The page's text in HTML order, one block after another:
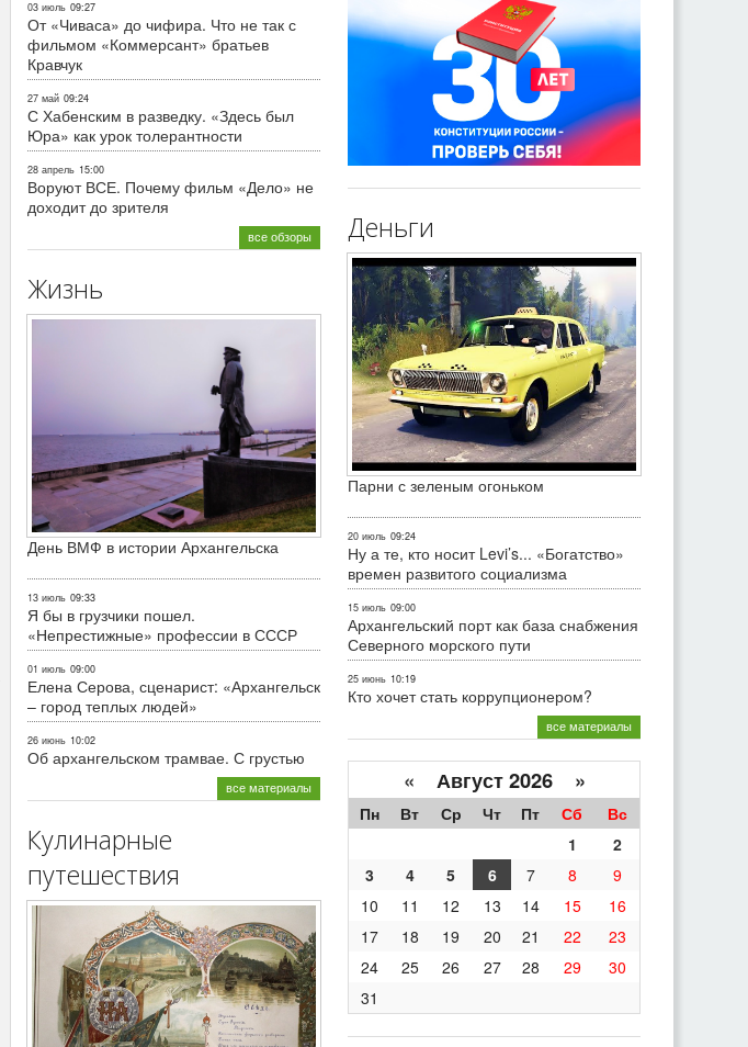
03 июль 09:27
От «Чиваса» до чифира. Что не так с
фильмом «Коммерсант» братьев
Кравчук
27 май 09:24
С Хабенским в разведку. «Здесь был
Юра» как урок толерантности
28 апрель 15:00
Воруют ВСЕ. Почему фильм «Дело» не
доходит до зрителя
все обзоры
Жизнь
День ВМФ в истории Архангельска
13 июль 09:33
Я бы в грузчики пошел.
«Непрестижные» профессии в СССР
01 июль 09:00
Елена Серова, сценарист: «Архангельск
– город теплых людей»
26 июнь 10:02
Об архангельском трамвае. С грустью
все материалы
Кулинарные
путешествия
Деньги
Парни с зеленым огоньком
20 июль 09:24
Ну а те, кто носит Levi’s... «Богатство»
времен развитого социализма
15 июль 09:00
Архангельский порт как база снабжения
Северного морского пути
25 июнь 10:19
Кто хочет стать коррупционером?
все материалы
« Август 2026 »
Пн Вт Ср Чт Пт Сб
Вс
1
2
3
4 5 6 7 8
9
10
11 12 13 14 15
16
17
18 19 20 21 22
23
24
25 26 27 28 29
30
31